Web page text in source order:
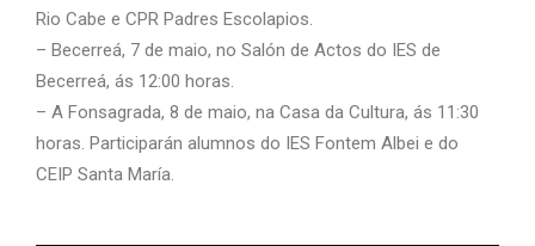
Rio Cabe e CPR Padres Escolapios.
– Becerreá, 7 de maio, no Salón de Actos do IES de
Becerreá, ás 12:00 horas.
– A Fonsagrada, 8 de maio, na Casa da Cultura, ás 11:30
horas. Participarán alumnos do IES Fontem Albei e do
CEIP Santa María.